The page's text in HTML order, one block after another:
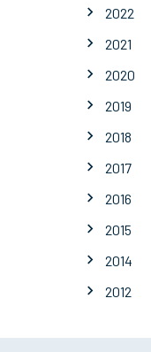
2022
2021
2020
2019
2018
2017
2016
2015
2014
2012